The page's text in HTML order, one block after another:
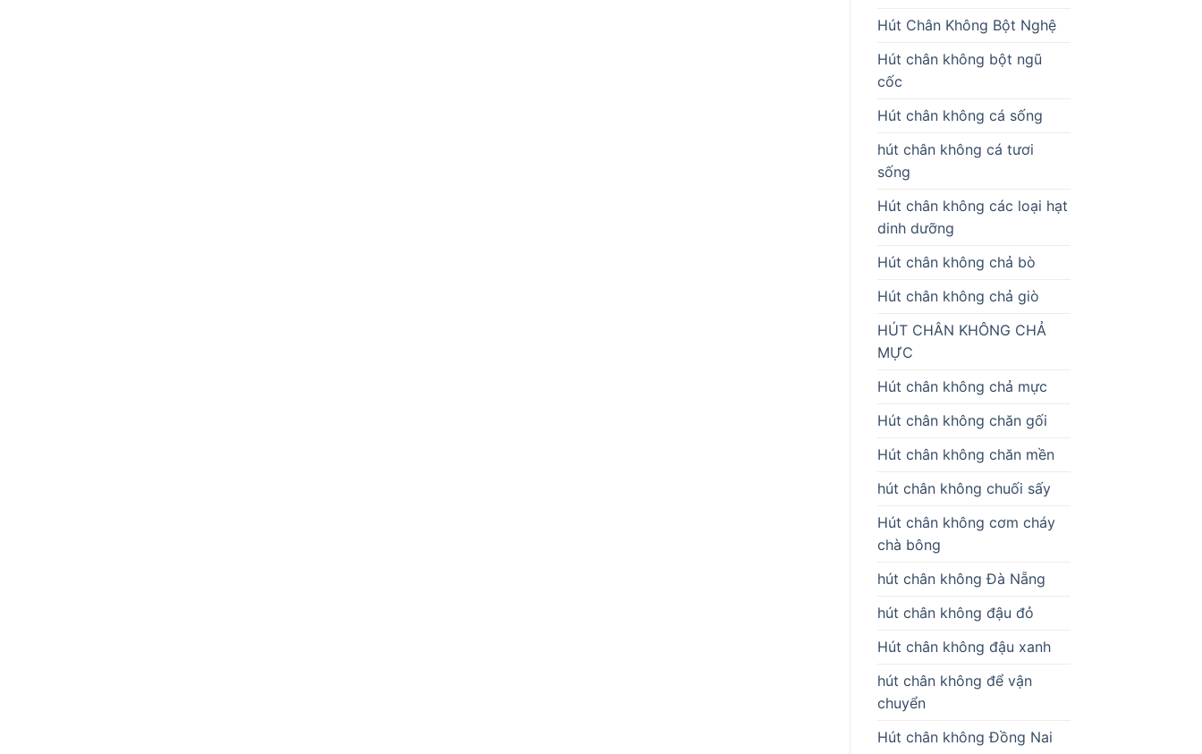
Hút Chân Không Bột Nghệ
Hút chân không bột ngũ
cốc
Hút chân không cá sống
hút chân không cá tươi
sống
Hút chân không các loại hạt
dinh dưỡng
Hút chân không chả bò
Hút chân không chả giò
HÚT CHÂN KHÔNG CHẢ
MỰC
Hút chân không chả mực
Hút chân không chăn gối
Hút chân không chăn mền
hút chân không chuối sấy
Hút chân không cơm cháy
chà bông
hút chân không Đà Nẵng
hút chân không đậu đỏ
Hút chân không đậu xanh
hút chân không để vận
chuyển
Hút chân không Đồng Nai